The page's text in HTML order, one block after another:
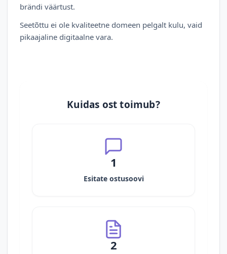
brändi väärtust.
Seetõttu ei ole kvaliteetne domeen pelgalt kulu, vaid
pikaajaline digitaalne vara.
Kuidas ost toimub?
1
Esitate ostusoovi
2